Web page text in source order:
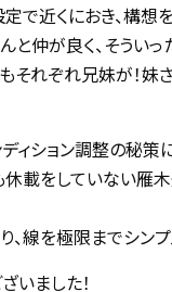
で近くにおき、構想
仲が良く、そうい
それぞれ兄妹が！
ィション調整の秘策
載をしていない雁
、線を極限までシン
いました！